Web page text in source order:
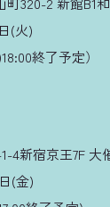
(火)
終了予定）
4新宿京王7F 大
(金)